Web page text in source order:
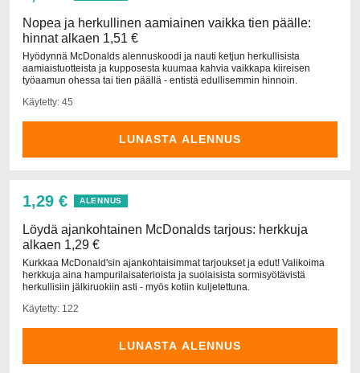
Nopea ja herkullinen aamiainen vaikka tien päälle:
hinnat alkaen 1,51 €
Hyödynnä McDonalds alennuskoodi ja nauti ketjun herkullisista
aamiaistuotteista ja kupposesta kuumaa kahvia vaikkapa kiireisen
työaamun ohessa tai tien päällä - entistä edullisemmin hinnoin.
Käytetty: 45
LUNASTA ALENNUS
1,29 € ALENNUS
Löydä ajankohtainen McDonalds tarjous: herkkuja
alkaen 1,29 €
Kurkkaa McDonald'sin ajankohtaisimmat tarjoukset ja edut! Valikoima
herkkuja aina hampurilaisaterioista ja suolaisista sormisyötävistä
herkullisiin jälkiruokiin asti - myös kotiin kuljetettuna.
Käytetty: 122
LUNASTA ALENNUS